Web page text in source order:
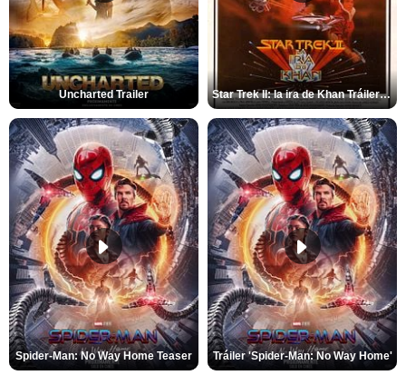
Uncharted Trailer Star Trek II: la ira de Khan Tráiler VO
Spider-Man: No Way Home Teaser Tráiler 'Spider-Man: No Way Home'